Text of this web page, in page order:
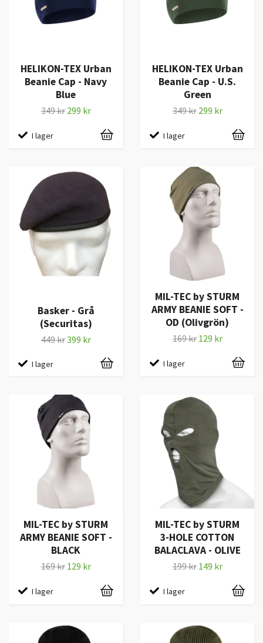
HELIKON-TEX Urban
Beanie Cap - Navy
Blue
349 kr 299 kr
I lager
HELIKON-TEX Urban
Beanie Cap - U.S.
Green
349 kr 299 kr
I lager
Basker - Grå
(Securitas)
449 kr399 kr
I lager
MIL-TEC by STURM
ARMY BEANIE SOFT -
OD (Olivgrön)
169 kr 129 kr
I lager
MIL-TEC by STURM
ARMY BEANIE SOFT -
BLACK
169 kr 129 kr
I lager
MIL-TEC by STURM
3-HOLE COTTON
BALACLAVA - OLIVE
199 kr 149 kr
I lager